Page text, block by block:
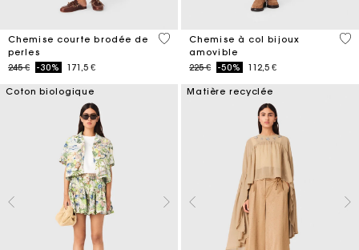
Chemise courte brodée de
perles
Price reduced from
245 €to-30% 171,5 €
4,2 out of 5 Customer Rating
Chemise à col bijoux
amovible
Price reduced from
225 €to-50% 112,5 €
3,5
Coton biologique Matière recyclée